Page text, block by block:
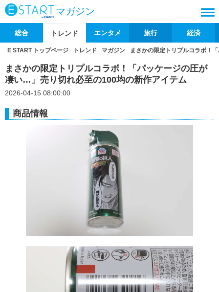
マガジン
総合 トレンド エンタメ 旅行 経済
E START トップページ トレンド マガジン まさかの限定トリプルコラボ！
まさかの限定トリプルコラボ！「パッケージの圧が
凄い…」売り切れ必至の100均の新作アイテム
2026-04-15 08:00:00
商品情報